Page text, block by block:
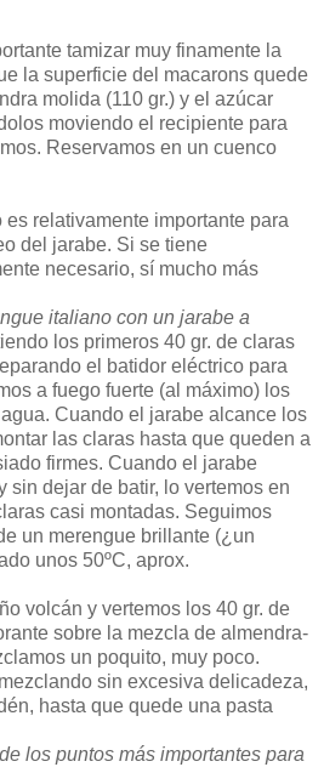
tamizar muy finamente la
la superficie del macarons quede
molida (110 gr.) y el azúcar
moviendo el recipiente para
Reservamos en un cuenco
es relativamente importante para
del jarabe. Si se tiene
necesario, sí mucho más
italiano con un jarabe a
los primeros 40 gr. de claras
el batidor eléctrico para
a fuego fuerte (al máximo) los
Cuando el jarabe alcance los
las claras hasta que queden a
firmes. Cuando el jarabe
sin dejar de batir, lo vertemos en
casi montadas. Seguimos
un merengue brillante (¿un
unos 50ºC, aprox.
volcán y vertemos los 40 gr. de
sobre la mezcla de almendra-
un poquito, muy poco.
sin excesiva delicadeza,
hasta que quede una pasta
los puntos más importantes para